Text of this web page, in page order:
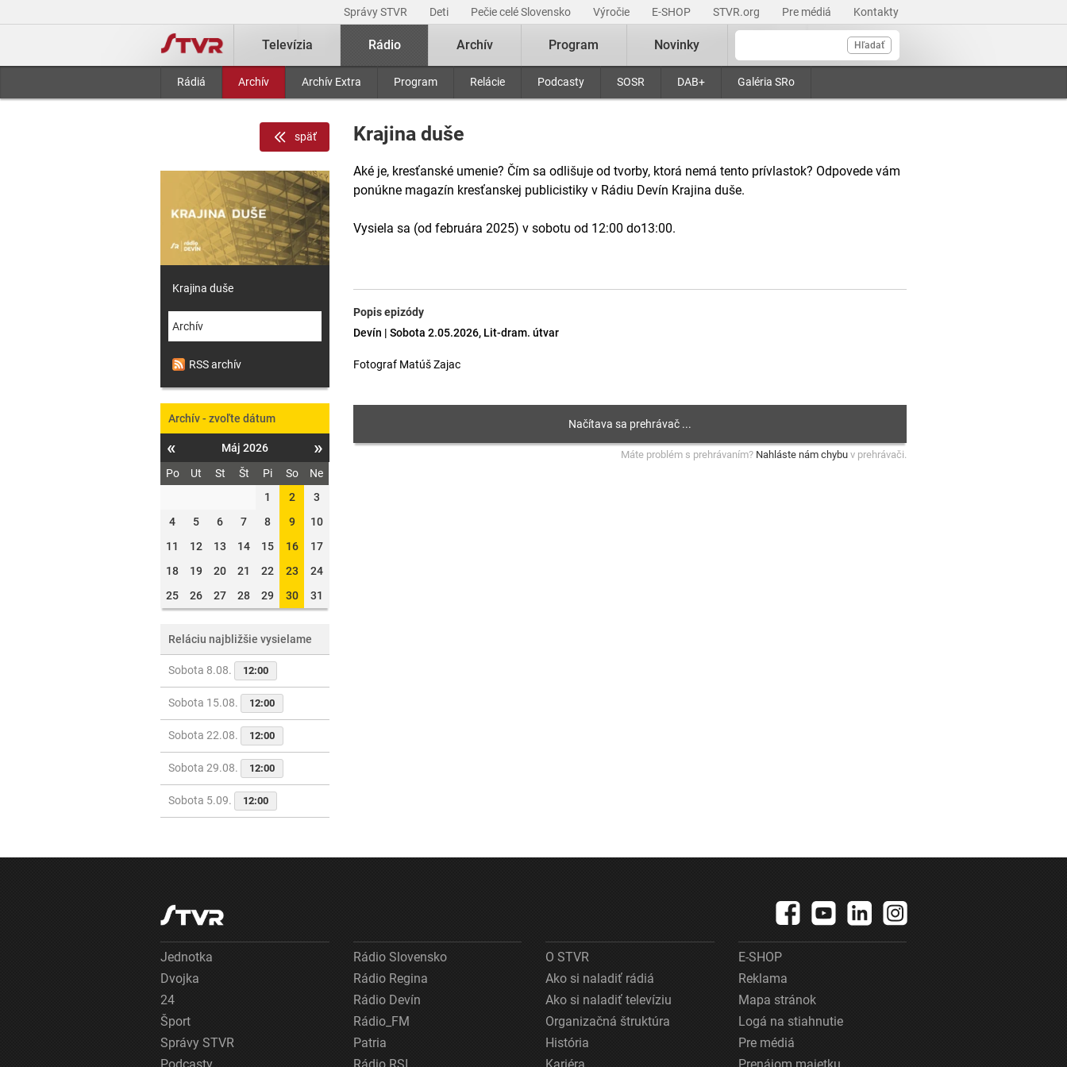
Správy STVR Deti Pečie celé Slovensko Výročie E-SHOP STVR.org Pre médiá Kontakty
Hľadať
Televízia Rádio
Rádiá Archív Archív Extra Program Relácie Podcasty SOSR DAB+ Galéria SRo
Archív Program Novinky
Krajina duše
Aké je, kresťanské umenie? Čím sa odlišuje od tvorby, ktorá nemá tento prívlastok? Odpovede vám
ponúkne magazín kresťanskej publicistiky v Rádiu Devín Krajina duše.
Vysiela sa (od februára 2025) v sobotu od 12:00 do13:00.
Popis epizódy
Devín | Sobota 2.05.2026, Lit-dram. útvar
Fotograf Matúš Zajac
Máte problém s prehrávaním? Nahláste nám chybu v prehrávači.
späť
Krajina duše
Archív
RSS archív
Archív - zvoľte dátum
« Máj 2026 »
Po Ut St Št Pi So
Ne
1
2
3
4
5 6 7 8 9
10
11
12 13 14 15 16
17
18
19 20 21 22 23
24
25
26 27 28 29 30 31
Reláciu najbližšie vysielame
Sobota 8.08. 12:00
Sobota 15.08. 12:00
Sobota 22.08. 12:00
Sobota 29.08. 12:00
Sobota 5.09. 12:00
Jednotka
Dvojka
24
Šport
Správy STVR
Rádio Slovensko
Rádio Regina
Rádio Devín
Rádio_FM
Patria
O STVR
Ako si naladiť rádiá
Ako si naladiť televíziu
Organizačná štruktúra
História
E-SHOP
Reklama
Mapa stránok
Logá na stiahnutie
Pre médiá